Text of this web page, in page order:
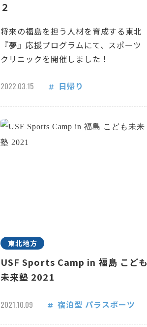
２
将来の福島を担う人材を育成する東北
『夢』応援プログラムにて、スポーツ
クリニックを開催しました！
2022.03.15 日帰り
東北地方
USF Sports Camp in 福島 こども
未来塾 2021
2021.10.09 宿泊型 パラスポーツ